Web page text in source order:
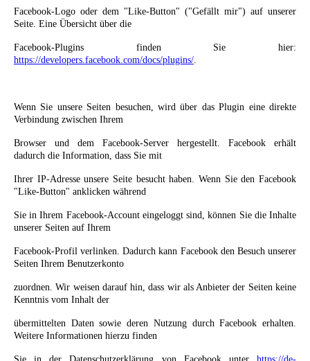
Facebook-Logo oder dem "Like-Button" ("Gefällt mir") auf unserer
Seite. Eine Übersicht über die
Facebook-Plugins finden Sie hier:
https://developers.facebook.com/docs/plugins/
Wenn Sie unsere Seiten besuchen, wird über das Plugin eine direkte
Verbindung zwischen Ihrem
Browser und dem Facebook-Server hergestellt. Facebook erhält
dadurch die Information, dass Sie mit
Ihrer IP-Adresse unsere Seite besucht haben. Wenn Sie den Facebook
"Like-Button" anklicken während
Sie in Ihrem Facebook-Account eingeloggt sind, können Sie die Inhalte
unserer Seiten auf Ihrem
Facebook-Profil verlinken. Dadurch kann Facebook den Besuch unserer
Seiten Ihrem Benutzerkonto
zuordnen. Wir weisen darauf hin, dass wir als Anbieter der Seiten keine
Kenntnis vom Inhalt der
übermittelten Daten sowie deren Nutzung durch Facebook erhalten.
Weitere Informationen hierzu finden